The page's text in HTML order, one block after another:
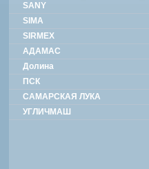
SANY
SIMA
SIRMEX
АДАМАС
Долина
ПСК
САМАРСКАЯ ЛУКА
УГЛИЧМАШ